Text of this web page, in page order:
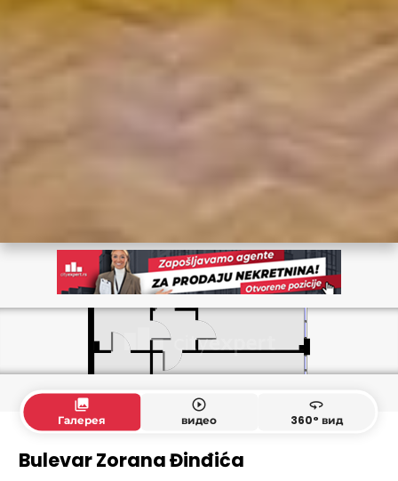
collections
Галерея
play_circle_outline
видео
360
360° вид
Bulevar Zorana Đinđića